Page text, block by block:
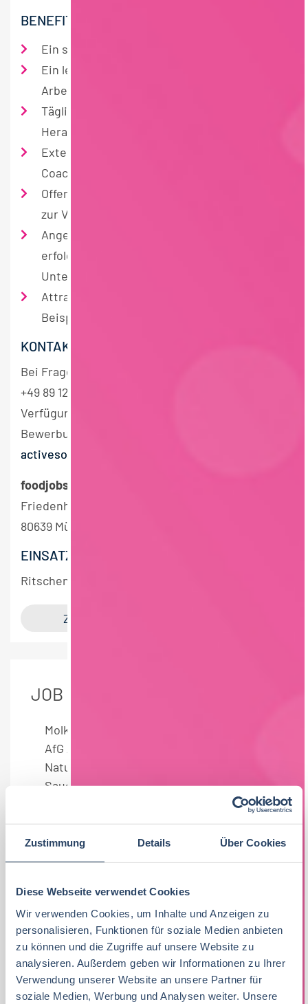
Zustimmung Details Über Cookies
Diese Webseite verwendet Cookies
Wir verwenden Cookies, um Inhalte und Anzeigen zu
personalisieren, Funktionen für soziale Medien anbieten
zu können und die Zugriffe auf unsere Website zu
analysieren. Außerdem geben wir Informationen zu Ihrer
Verwendung unserer Website an unsere Partner für
soziale Medien, Werbung und Analysen weiter. Unsere
BENEFITS
Ein sehr internationales Lieferantenportfolio
Ein lebhaftes und niemals langweiliges
Arbeitsumfeld
Täglich neue und spannende
Herausforderungen
Externe Weiterbildungen und internes
Coaching
Offenheit gegenüber all Deiner Vorschlägen
zur Verbesserung der Kosten
Angenehmes Betriebsklima in einem
erfolgreichen und systemrelevanten
Unternehmen der Nahrungsmittelindustrie
Attraktive Arbeitsbedingungen, wie zum
Beispiel 2 Tage Home Office
KONTAKT
Bei Fragen steht Dir Frau Theresa Grüner unter
+49 89 1250 18 101 oder +49 152 53 50 41 50 zur
Verfügung oder sende uns direkt Deine
Bewerbung an
activesourcing.de
foodjobs Active Sourcing GmbH
Friedenheimer Brücke 21
80639 München
EINSATZORT
Ritschenhausen
JOB DETAILS
Molkereiprodukte
AfG / Bier
Naturprodukte
Saucen Fette / Öle Fisch Fleisch / Wurst
Obst &
Gemüse Süßwaren Tiefkühlkost
Tiernahrung
Trockenprodukte /
Grundnahrungsmittel / Nährmittel Vegan
Vollzeit
Teilweise Homeoffice
80 T€ - 100 T€ pro Jahr 60 T€ - 80 T€ pro
Jahr
Thüringen